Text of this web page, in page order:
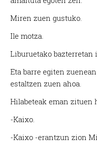
Miren zuen gustuko.
Ile motza.
Liburuetako bazterretan
Eta barre egiten
estaltzen zuen ahoa.
Hilabeteak eman zituen
-Kaixo.
-Kaixo -erantzun zion